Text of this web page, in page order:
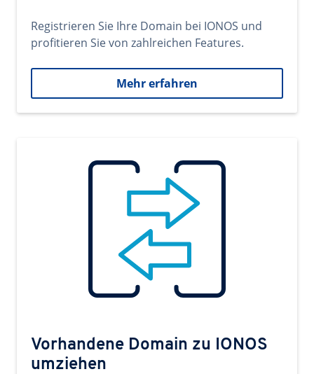
Registrieren Sie Ihre Domain bei IONOS und
profitieren Sie von zahlreichen Features.
Mehr erfahren
Vorhandene Domain zu IONOS
umziehen